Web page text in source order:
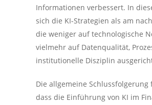
Informationen verbessert. In
sich die KI-Strategien als am
die weniger auf technologische
vielmehr auf Datenqualität,
institutionelle Disziplin
Die allgemeine
dass die Einführung von KI im